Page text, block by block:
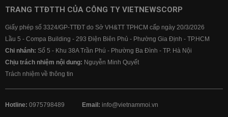
TRANG TTĐTTH CỦA CÔNG TY VIETNEWSCORP
Giấy phép số 3324/GP-TTĐT do Sở VH&TT TPHCM cấp ngày 20/3/2026
Lầu 5 - Compa Building - 293 Điện Biên Phủ - Phường Gia Định - TP.HCM
Chi nhánh: Số 5 - Khu 38A Trần Phú - Phường Ba Đình - TP. Hà Nội
Chịu trách nhiệm nội dung: Nguyễn Minh Quyết
Trách nhiệm về thông tin
Hotline: 0975798489 Email: info@vietnammoi.vn